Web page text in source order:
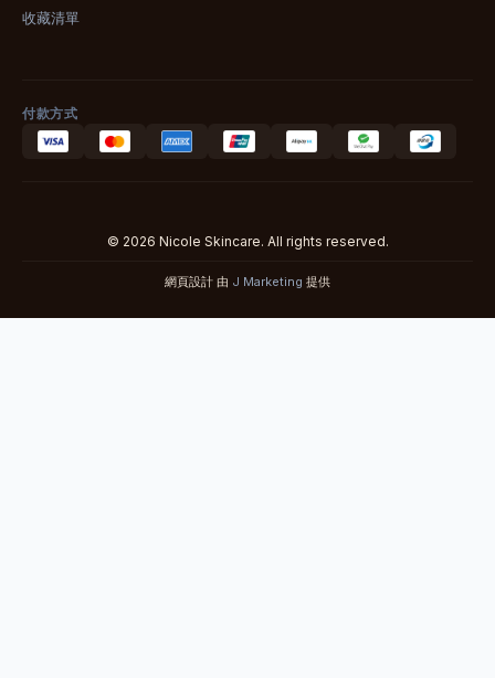
收藏清單
付款方式
© 2026 Nicole Skincare. All rights reserved.
網頁設計 由 J Marketing 提供